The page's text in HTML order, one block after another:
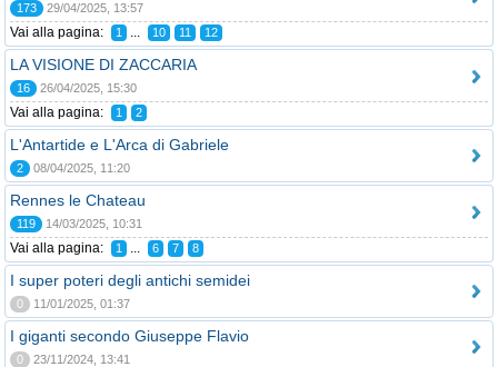
173 29/04/2025, 13:57
Vai alla pagina: 1 ... 10 11 12
LA VISIONE DI ZACCARIA
16 26/04/2025, 15:30
Vai alla pagina: 1 2
L'Antartide e L'Arca di Gabriele
2 08/04/2025, 11:20
Rennes le Chateau
119 14/03/2025, 10:31
Vai alla pagina: 1 ... 6 7 8
I super poteri degli antichi semidei
0 11/01/2025, 01:37
I giganti secondo Giuseppe Flavio
0 23/11/2024, 13:41